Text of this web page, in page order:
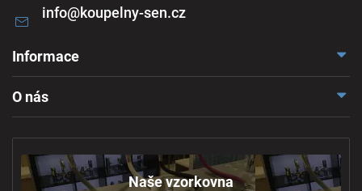
info@koupelny-sen.cz
Informace
Ochrana osobních údajů
O nás
Naše vzorkovna